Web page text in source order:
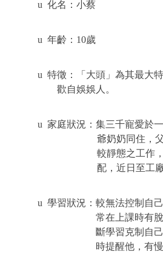
u 化名：小蔡
u 年齡： 10歲
u 特徵：「大頭」為其最大
歡自娛娛人。
u 家庭狀況：集三千寵愛於
爺奶奶同住，
較靜態之工作
配，近日至工
u 學習狀況：較無法控制自
常在上課時有
斷學習克制自
時提醒他，有慢